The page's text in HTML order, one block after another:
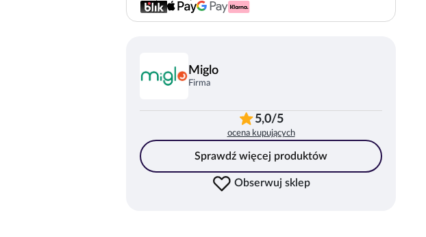
Miglo
Firma
5,0/5
ocena kupujących
Sprawdź więcej produktów
Obserwuj sklep